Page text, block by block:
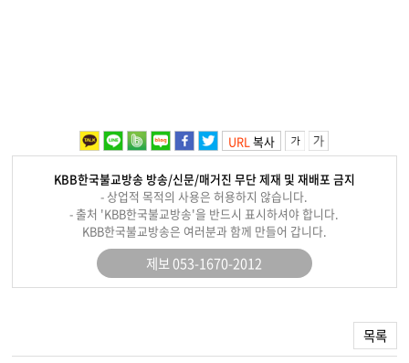
URL복사
KBB한국불교방송 방송/신문/매거진 무단 제재 및 재배포 금지
- 상업적 목적의 사용은 허용하지 않습니다.
- 출처 'KBB한국불교방송'을 반드시 표시하셔야 합니다.
KBB한국불교방송은 여러분과 함께 만들어 갑니다.
제보 053-1670-2012
목록